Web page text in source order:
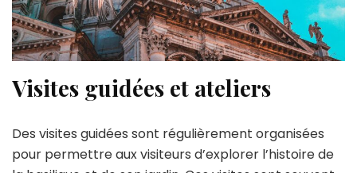
Visites guidées et ateliers
Des visites guidées sont régulièrement organisées
pour permettre aux visiteurs d’explorer l’histoire de